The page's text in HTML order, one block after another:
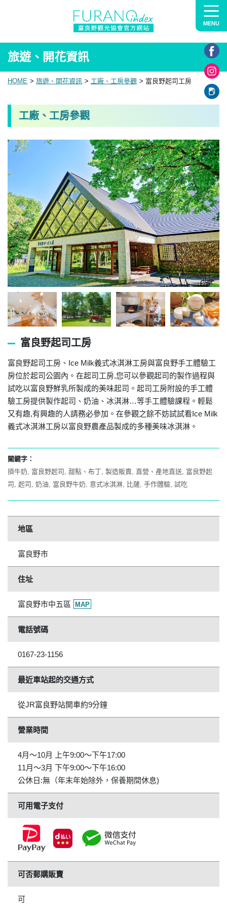
MENU
旅遊、開花資訊
HOME 旅遊、開花資訊 工廠、工房參觀 富良野起司工房
工廠、工房參觀
富良野起司工房
富良野起司工房、Ice Milk義式冰淇淋工房與富良野手工體驗工
房位於起司公園內。在起司工房,您可以參觀起司的製作過程與
試吃以富良野鮮乳所製成的美味起司。起司工房附設的手工體
驗工房提供製作起司、奶油、冰淇淋…等手工體驗課程。輕鬆
又有趣,有興趣的人請務必參加。在參觀之餘不妨試試看Ice Milk
義式冰淇淋工房以富良野農產品製成的多種美味冰淇淋。
關鍵字：
擠牛奶
富良野起司 甜點、布丁 製造販賣 直營、產地直送 富良野起
司 起司 奶油 富良野牛奶 意式冰淇淋 比薩 手作體驗 試吃
地區
富良野市
住址
富良野市中五區 MAP
電話號碼
0167-23-1156
最近車站起的交通方式
從JR富良野站開車約9分鐘
營業時間
4月〜10月 上午9:00〜下午17:00
11月〜3月 下午9:00〜下午16:00
公休日:無（年末年始除外，保養期間休息)
可用電子支付
可否郵購販賣
可